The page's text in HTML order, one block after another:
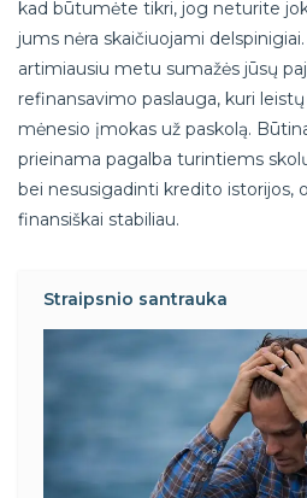
kad būtumėte tikri, jog neturite
jums nėra skaičiuojami
artimiausiu metu sumažės jūsų
refinansavimo paslauga, kuri
mėnesio įmokas už paskolą.
prieinama pagalba turintiems
bei nesusigadinti kredito istorijos,
finansiškai stabiliau.
Straipsnio santrauka